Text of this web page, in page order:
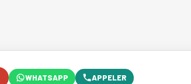
WHATSAPP APPELER